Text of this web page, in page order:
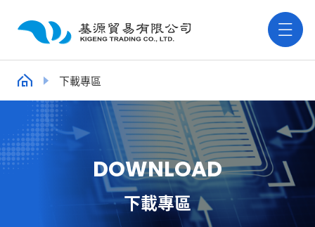
下載專區
DOWNLOAD
下載專區